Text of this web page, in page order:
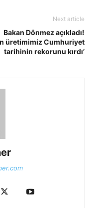
Next article
Bakan Dönmez açıkladı!
üretimimiz Cumhuriyet
tarihinin rekorunu kırdı’